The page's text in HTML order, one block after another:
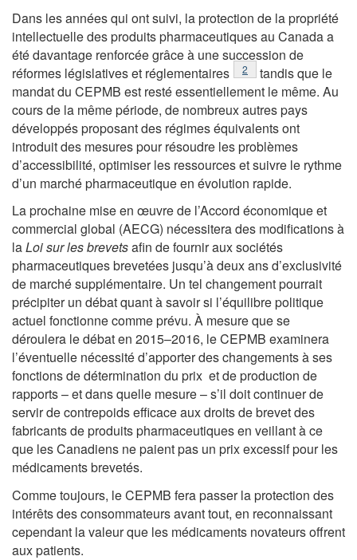
Dans les années qui ont suivi, la protection de la propriété
intellectuelle des produits pharmaceutiques au Canada a
été davantage renforcée grâce à une succession de
réformes législatives et réglementaires
Notes de bas de page
2
tandis que le
mandat du CEPMB est resté essentiellement le même. Au
cours de la même période, de nombreux autres pays
développés proposant des régimes équivalents ont
introduit des mesures pour résoudre les problèmes
d’accessibilité, optimiser les ressources et suivre le rythme
d’un marché pharmaceutique en évolution rapide.
La prochaine mise en œuvre de l’Accord économique et
commercial global (AECG) nécessitera des modifications à
laLoi sur les brevetsafin de fournir aux sociétés
pharmaceutiques brevetées jusqu’à deux ans d’exclusivité
de marché supplémentaire. Un tel changement pourrait
précipiter un débat quant à savoir si l’équilibre politique
actuel fonctionne comme prévu. À mesure que se
déroulera le débat en 2015–2016, le CEPMB examinera
l’éventuelle nécessité d’apporter des changements à ses
fonctions de détermination du prix et de production de
rapports – et dans quelle mesure – s’il doit continuer de
servir de contrepoids efficace aux droits de brevet des
fabricants de produits pharmaceutiques en veillant à ce
que les Canadiens ne paient pas un prix excessif pour les
médicaments brevetés.
Comme toujours, le CEPMB fera passer la protection des
intérêts des consommateurs avant tout, en reconnaissant
cependant la valeur que les médicaments novateurs offrent
aux patients.